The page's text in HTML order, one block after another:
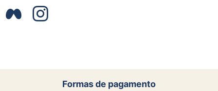
Formas de pagamento